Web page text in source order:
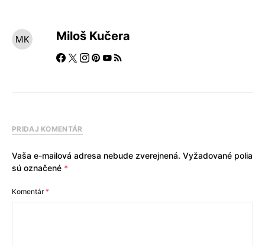
Miloš Kučera
PRIDAJ KOMENTÁR
Vaša e-mailová adresa nebude zverejnená. Vyžadované polia
sú označené *
Komentár*